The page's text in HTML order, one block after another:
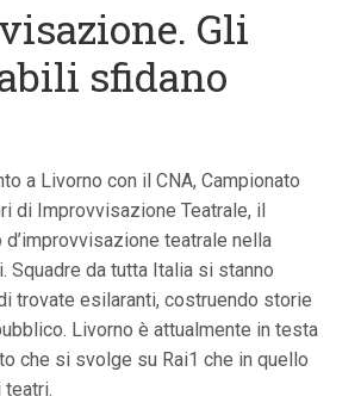
Gli
sfidano
a Livorno con il CNA, Campionato
di Improvvisazione Teatrale, il
teatrale nella
Squadre da tutta Italia si stanno
trovate esilaranti, costruendo storie
Livorno è attualmente in testa
che si svolge su Rai1 che in quello